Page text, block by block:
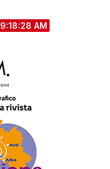
9:18:28 AM